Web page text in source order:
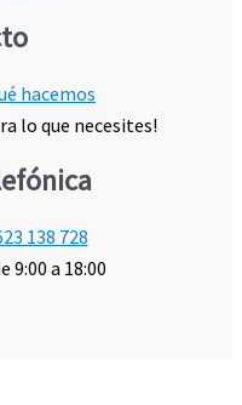
hacemos
lo que necesites!
138 728
9:00 a 18:00